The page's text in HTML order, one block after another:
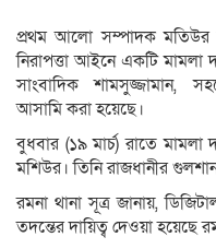
প্রথম আলো সম্পাদক মতিউর
নিরাপত্তা আইনে একটি
সাংবাদিক শামসুজ্জামান,
আসামি করা হয়েছে।
বুধবার (১৯ মার্চ) রাতে
মশিউর। তিনি রাজধানীর
রমনা থানা সূত্র জানায়,
তদন্তের দায়িত্ব দেওয়া